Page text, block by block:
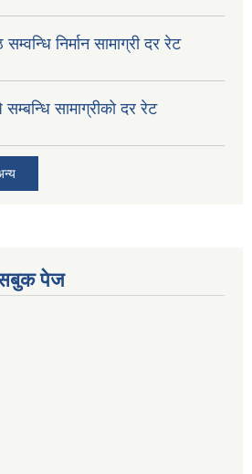
सम्वन्धि निर्मान सामाग्री दर रेट
सम्बन्धि सामाग्रीको दर रेट
पेज